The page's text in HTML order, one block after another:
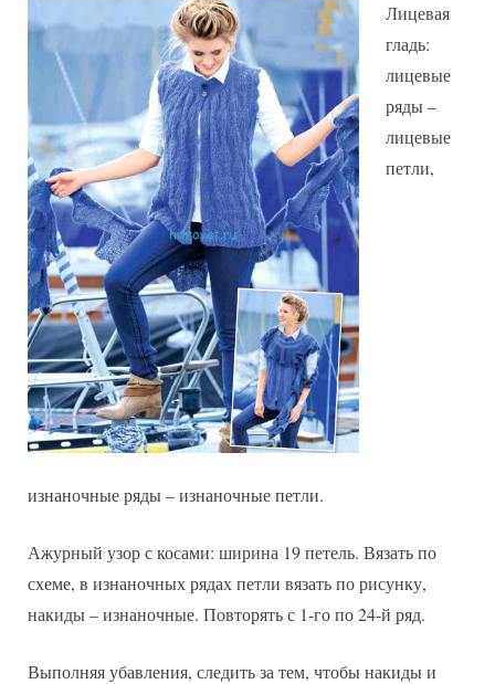
Лицевая
гладь:
лицевые
ряды –
лицевые
петли,
изнаночные ряды – изнаночные петли.
Ажурный узор с косами: ширина 19 петель. Вязать по
схеме, в изнаночных рядах петли вязать по рисунку,
накиды – изнаночные. Повторять с 1-го по 24-й ряд.
Выполняя убавления, следить за тем, чтобы накиды и